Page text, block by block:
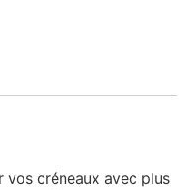
vos créneaux avec plus